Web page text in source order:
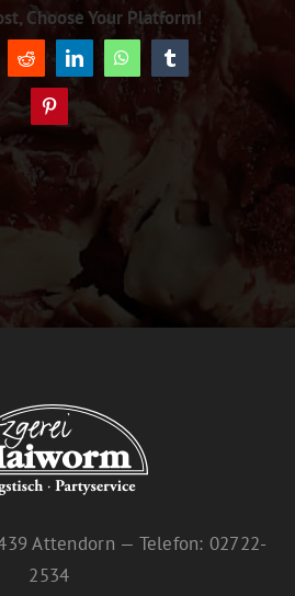
Choose Your Platform!
RedditLinkedInWhatsAppTumblr
Pinterest
Attendorn — Telefon: 02722-
2534